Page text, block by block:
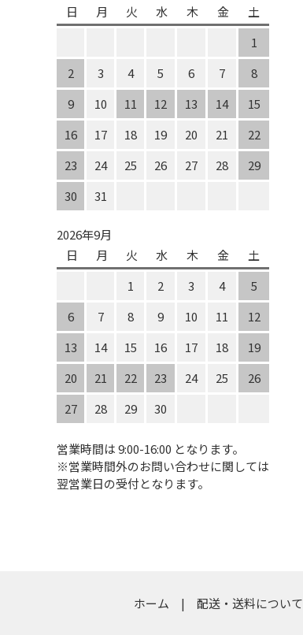
日
月 火 水 木 金
土
1
2
3 4 5 6 7
8
9
10 11 12 13 14
15
16
17 18 19 20 21
22
23
24 25 26 27 28
29
30
31
2026年9月
日
月 火 水 木 金
土
1
2 3 4
5
6
7 8 9 10 11
12
13
14 15 16 17 18
19
20
21 22 23 24 25
26
27
28 29 30
営業時間は 9:00-16:00 となります。
※営業時間外のお問い合わせに関しては
翌営業日の受付となります。
ホーム 配送・送料について